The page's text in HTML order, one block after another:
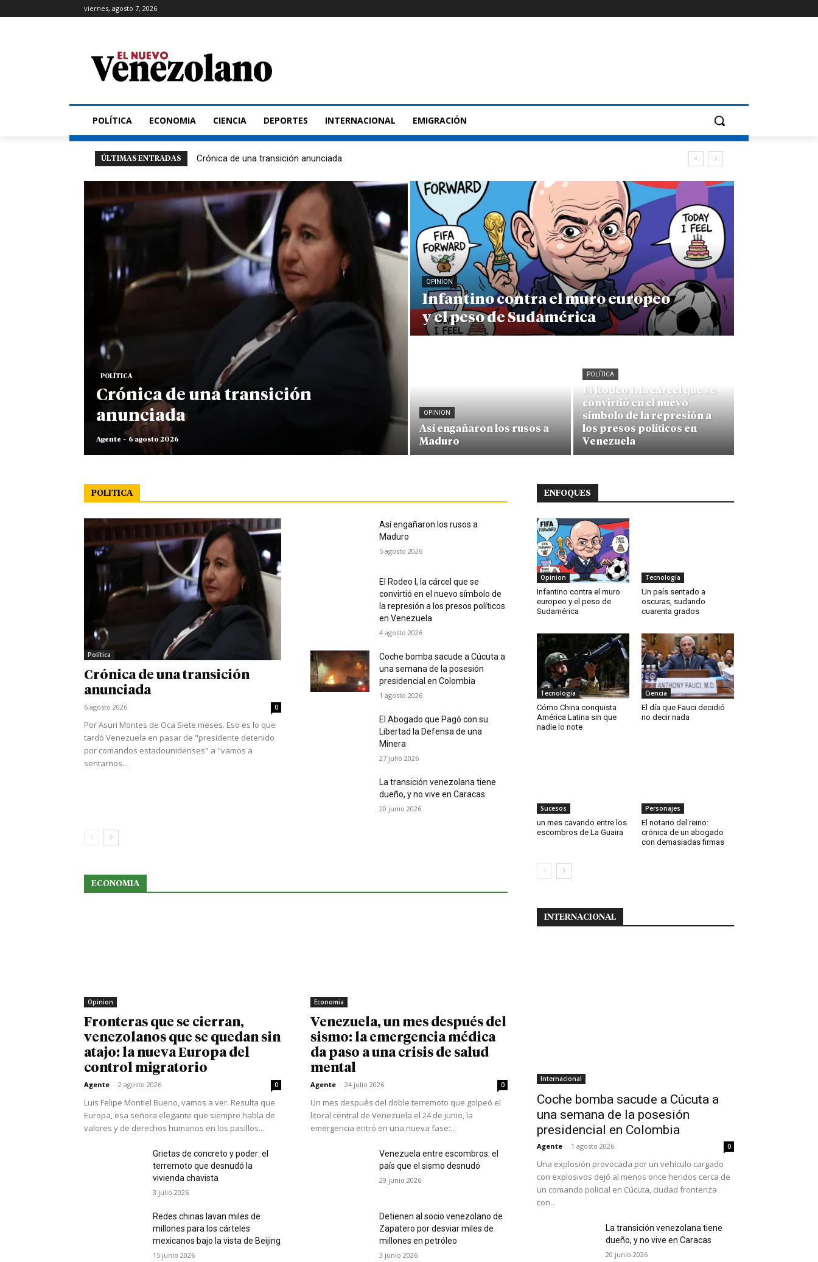
viernes, agosto 7, 2026
POLÍTICA ECONOMIA CIENCIA DEPORTES INTERNACIONAL EMIGRACIÓN
ÚLTIMAS ENTRADAS Crónica de una transición anunciada
POLÍTICA
Crónica de una transición
anunciada
Agente - 6 agosto 2026
OPINION
Infantino contra el muro europeo
y el peso de Sudamérica
OPINION
Así engañaron los rusos a
Maduro
POLÍTICA
El Rodeo I, la cárcel que se
convirtió en el nuevo
símbolo de la represión a
los presos políticos en
Venezuela
POLITICA
Política
Crónica de una transición
anunciada
6 agosto 2026 0
Por Asuri Montes de Oca Siete meses. Eso es lo que
tardó Venezuela en pasar de "presidente detenido
por comandos estadounidenses" a "vamos a
sentarnos...
Así engañaron los rusos a
Maduro
5 agosto 2026
El Rodeo I, la cárcel que se
convirtió en el nuevo símbolo de
la represión a los presos políticos
en Venezuela
4 agosto 2026
Coche bomba sacude a Cúcuta a
una semana de la posesión
presidencial en Colombia
1 agosto 2026
El Abogado que Pagó con su
Libertad la Defensa de una
Minera
27 julio 2026
La transición venezolana tiene
dueño, y no vive en Caracas
20 junio 2026
ECONOMIA
Opinion
Fronteras que se cierran,
venezolanos que se quedan sin
atajo: la nueva Europa del
control migratorio
Agente - 2 agosto 2026 0
Luis Felipe Montiel Bueno, vamos a ver. Resulta que
Europa, esa señora elegante que siempre habla de
valores y de derechos humanos en los pasillos...
Economia
Venezuela, un mes después del
sismo: la emergencia médica
da paso a una crisis de salud
mental
Agente - 24 julio 2026 0
Un mes después del doble terremoto que golpeó el
litoral central de Venezuela el 24 de junio, la
emergencia entró en una nueva fase:...
Grietas de concreto y poder: el
terremoto que desnudó la
vivienda chavista
3 julio 2026
Venezuela entre escombros: el
país que el sismo desnudó
29 junio 2026
Redes chinas lavan miles de
millones para los cárteles
mexicanos bajo la vista de Beijing
15 junio 2026
Detienen al socio venezolano de
Zapatero por desviar miles de
millones en petróleo
3 junio 2026
ENFOQUES
Opinion
Infantino contra el muro
europeo y el peso de
Sudamérica
Tecnología
Un país sentado a
oscuras, sudando
cuarenta grados
Tecnología
Cómo China conquista
América Latina sin que
nadie lo note
Ciencia
El día que Fauci decidió
no decir nada
Sucesos
un mes cavando entre los
escombros de La Guaira
Personajes
El notario del reino:
crónica de un abogado
con demasiadas firmas
INTERNACIONAL
Internacional
Coche bomba sacude a Cúcuta a
una semana de la posesión
presidencial en Colombia
Agente - 1 agosto 2026 0
Una explosión provocada por un vehículo cargado
con explosivos dejó al menos once heridos cerca de
un comando policial en Cúcuta, ciudad fronteriza
con...
La transición venezolana tiene
dueño, y no vive en Caracas
20 junio 2026